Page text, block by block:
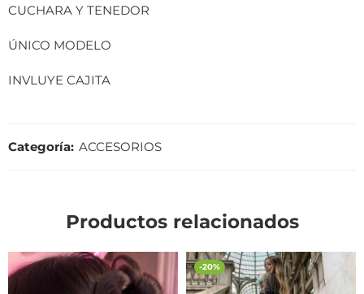
CUCHARA Y TENEDOR
ÚNICO MODELO
INVLUYE CAJITA
Categoría: ACCESORIOS
Productos relacionados
-20%